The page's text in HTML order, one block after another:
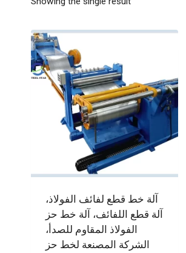
آلة خط قطع لفائف الفولاذ،
آلة قطع اللفائف، آلة خط حز
الفولاذ المقاوم للصدأ،
الشركة المصنعة لخط حز